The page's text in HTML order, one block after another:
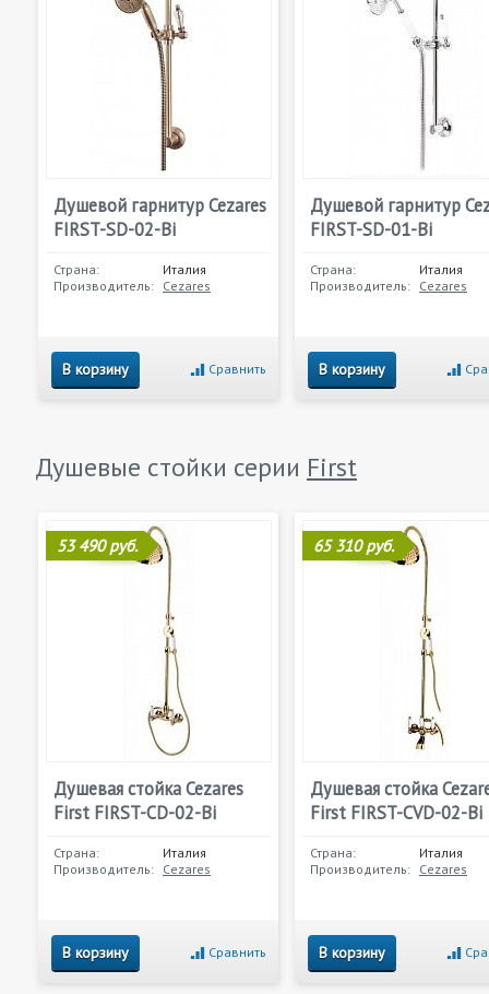
Душевой гарнитур Cezares
FIRST-SD-02-Bi
Страна:
Италия
Производитель: Cezares
В корзину Сравнить
Душевой гарнитур
FIRST-SD-01-Bi
Страна:
Италия
Производитель: Cezares
В корзину
Душевые стойки серии First
53 490 руб.
Душевая стойка Cezares
First FIRST-CD-02-Bi
Страна:
Италия
Производитель: Cezares
В корзину Сравнить
65 310 руб.
Душевая стойка
First FIRST-CVD-02-Bi
Страна:
Италия
Производитель: Cezares
В корзину